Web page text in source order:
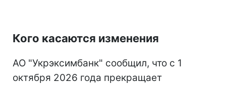
Кого касаются изменения
АО "Укрэксимбанк" сообщил, что с 1
октября 2026 года прекращает